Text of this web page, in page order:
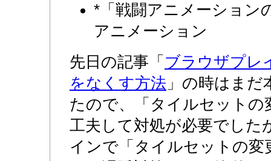
*「戦闘アニメーション
アニメーション
先日の記事「 ブラウザプレ
をなくす方法 」の時はま
たので、「タイルセットの
工夫して対処が必要でした
インで「タイルセットの変